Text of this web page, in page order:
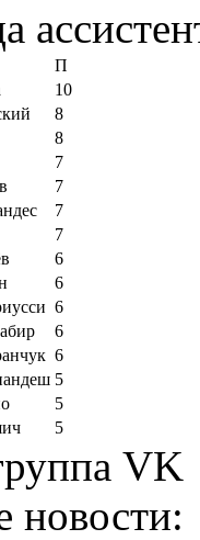
П
10
8
8
7
7
7
7
6
6
6
6
6
5
5
5
VK
новости: